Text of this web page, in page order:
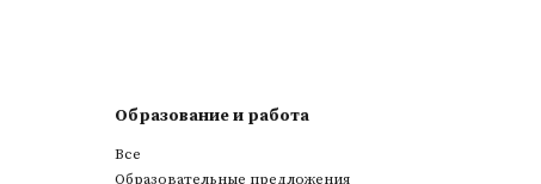
Образование и работа
Все
Образовательные предложения